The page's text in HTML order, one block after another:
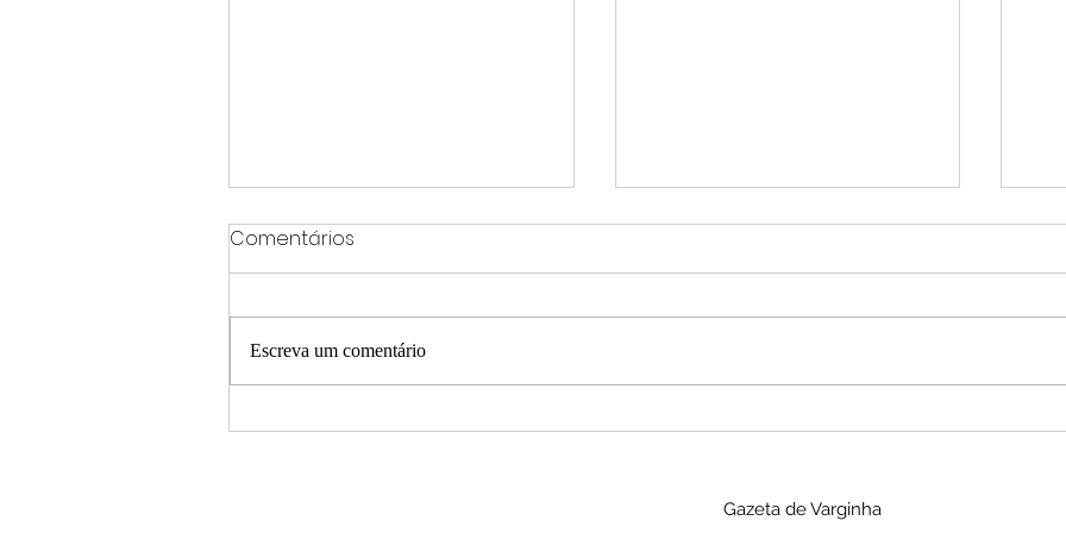
Serviços de manutenção
Prefeitura de Varginha
Organizações da
Comentários
Escreva um comentário
Gazeta de Varginha